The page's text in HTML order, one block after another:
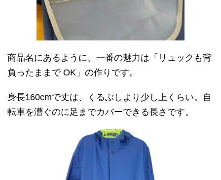
商品名にあるように、一番の魅力は「リュックも背
負ったままで OK」の作りです。
身長160cmで丈は、くるぶしより少し上くらい。自
転車を漕ぐのに足までカバーできる長さです。